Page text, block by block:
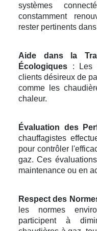
systèmes
constamment
rester pertinents
Aide dans la
Écologiques : Les
clients désireux de
comme les
chaleur.
Évaluation des
chauffagistes
pour contrôler
gaz. Ces
maintenance ou en
Respect des
les normes
participent à